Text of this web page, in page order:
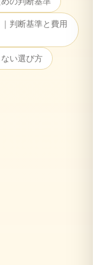
判断基準と費用
い選び方